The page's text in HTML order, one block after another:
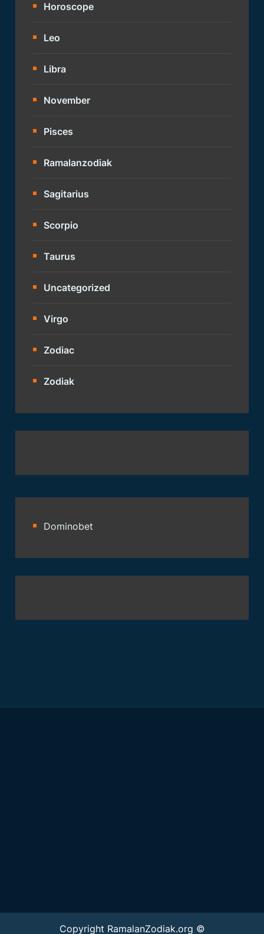
Horoscope
Leo
Libra
November
Pisces
Ramalanzodiak
Sagitarius
Scorpio
Taurus
Uncategorized
Virgo
Zodiac
Zodiak
Dominobet
Copyright RamalanZodiak.org ©